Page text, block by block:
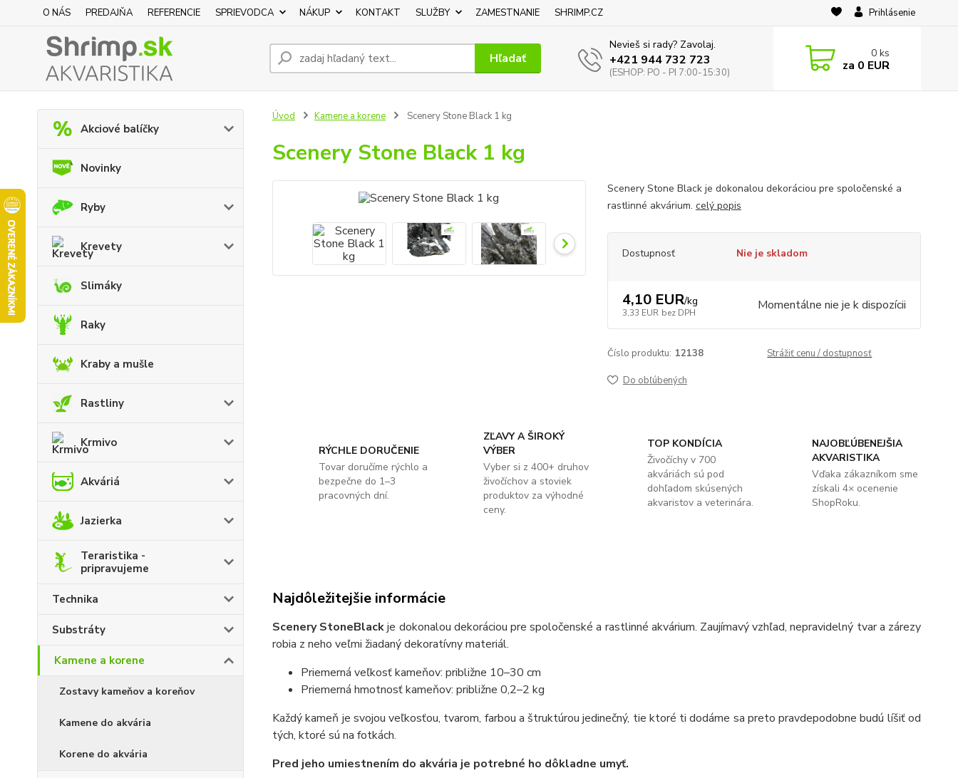
O NÁS PREDAJŇA REFERENCIE SPRIEVODCA NÁKUP KONTAKT SLUŽBY ZAMESTNANIE SHRIMP.CZ Prihlásenie
Hľadať
Nevieš si rady? Zavolaj.
+421 944 732 723
(ESHOP: PO - PI 7:00-15:30)
0 ks
za 0 EUR
Akciové balíčky
Novinky
Ryby
Krevety
Slimáky
Raky
Kraby a mušle
Rastliny
Krmivo
Akváriá
Jazierka
Teraristika -
pripravujeme
Technika
Substráty
Kamene a korene
Zostavy kameňov a koreňov
Kamene do akvária
Korene do akvária
Úvod Kamene a korene Scenery Stone Black 1 kg
Scenery Stone Black 1 kg
Scenery Stone Black je dokonalou dekoráciou pre spoločenské a
rastlinné akvárium. celý popis
Dostupnosť Nie je skladom
4,10 EUR/kg
3,33 EUR bez DPH Momentálne nie je k dispozícii
Číslo produktu: 12138 Strážiť cenu / dostupnosť
Do obľúbených
RÝCHLE DORUČENIE
Tovar doručíme rýchlo a
bezpečne do 1–3
pracovných dní.
ZĽAVY A ŠIROKÝ
VÝBER
Vyber si z 400+ druhov
živočíchov a stoviek
produktov za výhodné
ceny.
TOP KONDÍCIA
Živočíchy v 700
akváriách sú pod
dohľadom skúsených
akvaristov a veterinára.
NAJOBĽÚBENEJŠIA
AKVARISTIKA
Vďaka zákazníkom sme
získali 4× ocenenie
ShopRoku.
Najdôležitejšie informácie
Scenery StoneBlackje dokonalou dekoráciou pre spoločenské a rastlinné akvárium. Zaujímavý vzhľad, nepravidelný tvar a zárezy
robia z neho veľmi žiadaný dekoratívny materiál.
Priemerná veľkosť kameňov: približne 10–30 cm
Priemerná hmotnosť kameňov: približne 0,2–2 kg
Každý kameň je svojou veľkosťou, tvarom, farbou a štruktúrou jedinečný, tie ktoré ti dodáme sa preto pravdepodobne budú líšiť od
tých, ktoré sú na fotkách.
Pred jeho umiestnením do akvária je potrebné ho dôkladne umyť.